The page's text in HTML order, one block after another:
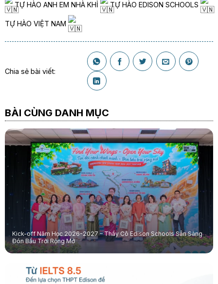
TỰ HÀO ANH EM NHÀ KHỈ TỰ HÀO EDISON SCHOOLS
TỰ HÀO VIỆT NAM
Chia sẻ bài viết:
BÀI CÙNG DANH MỤC
Kick-off Năm Học 2026-2027 – Thầy Cô Edison Schools Sẵn Sàng
Đón Bầu Trời Rộng Mở